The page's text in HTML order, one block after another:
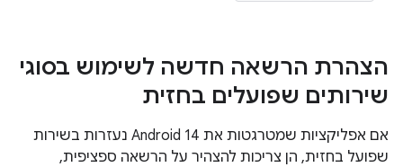
הצהרת הרשאה חדשה לשימוש בסוגי
שירותים שפועלים בחזית
אם אפליקציות שמטרגטות את Android 14 נעזרות בשירות
שפועל בחזית, הן צריכות להצהיר על הרשאה ספציפית,